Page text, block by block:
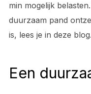
min mogelijk
duurzaam pand
is, lees je in deze blog.
Een